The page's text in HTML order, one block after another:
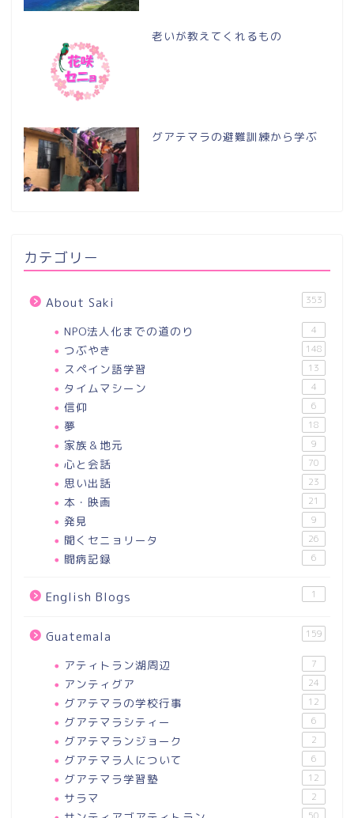
老いが教えてくれるもの
グアテマラの避難訓練から学ぶ
カテゴリー
About Saki 353
NPO法人化までの道のり 4
つぶやき 148
スペイン語学習 13
タイムマシーン 4
信仰 6
夢 18
家族＆地元 9
心と会話 70
思い出話 23
本・映画 21
発見 9
聞くセニョリータ 26
闘病記録 6
English Blogs 1
Guatemala 159
アティトラン湖周辺 7
アンティグア 24
グアテマラの学校行事 12
グアテマラシティー 6
グアテマランジョーク 2
グアテマラ人について 6
グアテマラ学習塾 12
サラマ 2